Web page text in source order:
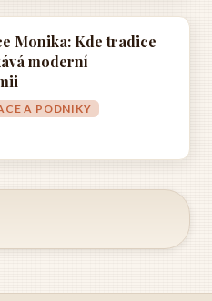
Monika: Kde tradice
moderní
A PODNIKY